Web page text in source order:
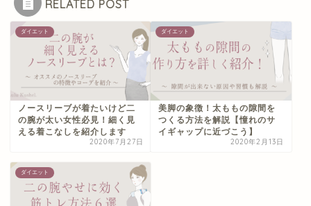
【食事編】
>>【食事制限ナシ】下半身痩せに効果的な食
事メニューを紹介！
RELATED POST
ダイエット
ノースリーブが着たいけど二
の腕が太い女性必見！細く見
える着こなしを紹介します
2020年7月27日
ダイエット
美脚の象徴！太ももの隙間を
つくる方法を解説【憧れのサ
イギャップに近づこう】
2020年2月13日
ダイエット